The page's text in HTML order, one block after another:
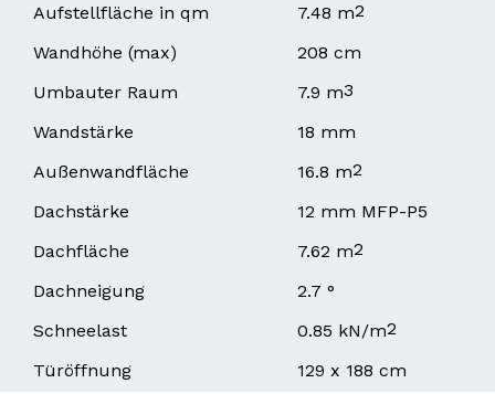
Aufstellfläche in qm 7.48 m2
Wandhöhe (max)
208 cm
Umbauter Raum
7.9 m3
Wandstärke
18 mm
Außenwandfläche
16.8 m2
Dachstärke
12 mm MFP-P5
Dachfläche
7.62 m2
Dachneigung
2.7 °
Schneelast
0.85 kN/m2
Türöffnung
129 x 188 cm